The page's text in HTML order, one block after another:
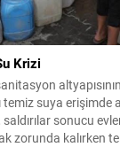
Krizi
suya erişimde
sonucu
zorunda kalırken